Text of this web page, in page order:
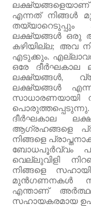
എന്നത് നിങ്ങൾ
ലക്ഷ്യങ്ങൾ ഒരു
കഴിയില്ല; അവ
എടുക്കും.
ഒരേ ദീർഘകാല
ലക്ഷ്യങ്ങൾ,
ലക്ഷ്യങ്ങൾ
സാധാരണയായി
പൊരുത്തപ്പെടുന്നു.
ദീർഘകാല
ആഗ്രഹങ്ങളെ
നിങ്ങളെ
ബോധപൂർവ്വം
വെല്ലുവിളി
നിങ്ങളെ
മുൻഗണനകൾ
എന്താണ്
സഹായകരമായ